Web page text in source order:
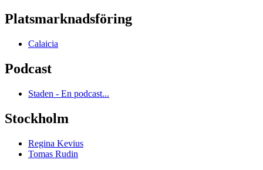
Platsmarknadsföring
Calaicia
Podcast
Staden - En podcast...
Stockholm
Regina Kevius
Tomas Rudin